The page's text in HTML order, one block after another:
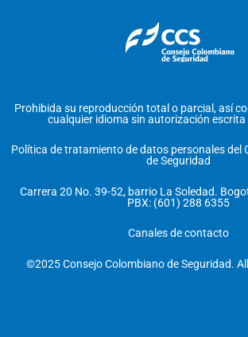
Prohibida su reproducción total o parcial, así
cualquier idioma sin autorización escrita
Política de tratamiento de datos personales del
de Seguridad
Carrera 20 No. 39-52, barrio La Soledad.
PBX: (601) 288 6355
Canales de contacto
©2025 Consejo Colombiano de Seguridad.